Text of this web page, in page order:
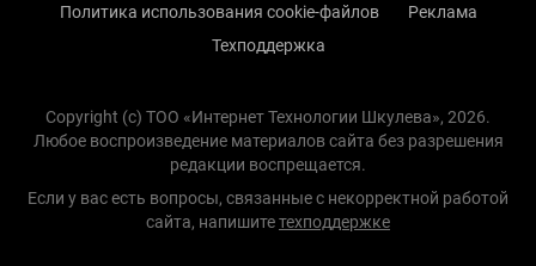
Политика использования cookie-файлов
Реклама
Техподдержка
Copyright (с) TOO «Интернет Технологии Шкулева», 2026.
Любое воспроизведение материалов сайта без разрешения
редакции воспрещается.
Если у вас есть вопросы, связанные с некорректной работой
сайта, напишитетехподдержке